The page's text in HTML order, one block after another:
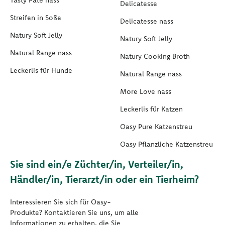
Streifen in Soße
Natury Soft Jelly
Natural Range nass
Leckerlis für Hunde
Delicatesse
Delicatesse nass
Natury Soft Jelly
Natury Cooking Broth
Natural Range nass
More Love nass
Leckerlis für Katzen
Oasy Pure Katzenstreu
Oasy Pflanzliche Katzenstreu
Sie sind ein/e Züchter/in, Verteiler/in,
Händler/in, Tierarzt/in oder ein Tierheim?
Interessieren Sie sich für Oasy-
Produkte? Kontaktieren Sie uns, um alle
Informationen zu erhalten, die Sie